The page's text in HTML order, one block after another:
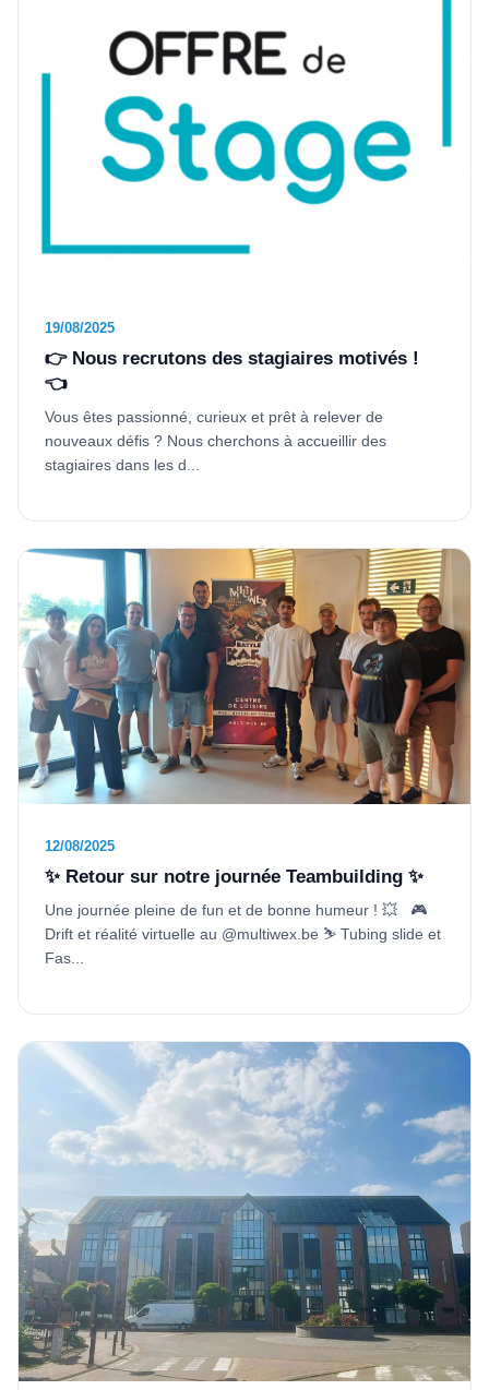
19/08/2025
👉 Nous recrutons des stagiaires motivés !
👈
Vous êtes passionné, curieux et prêt à relever de
nouveaux défis ? Nous cherchons à accueillir des
stagiaires dans les d...
12/08/2025
✨ Retour sur notre journée Teambuilding ✨
Une journée pleine de fun et de bonne humeur ! 💥 🎮
Drift et réalité virtuelle au @multiwex.be ⛷️ Tubing slide et
Fas...